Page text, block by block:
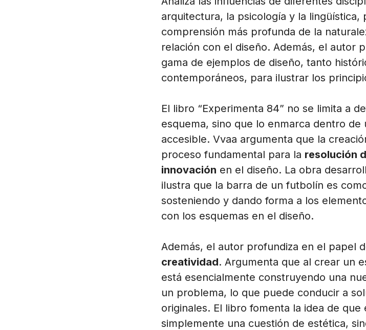
arquitectura, la psicología y la lingüística,
comprensión más profunda de la
relación con el diseño. Además, el autor
gama de ejemplos de diseño, tanto
contemporáneos, para ilustrar los
El libro “Experimenta 84” no se limita a
esquema, sino que lo enmarca dentro
accesible. Vvaa argumenta que la
proceso fundamental para la resolución
innovación en el diseño. La obra
ilustra que la barra de un futbolín es
sosteniendo y dando forma a los
con los esquemas en el diseño.
Además, el autor profundiza en el papel
creatividad. Argumenta que al crear un
está esencialmente construyendo una
un problema, lo que puede conducir a
originales. El libro fomenta la idea de que
simplemente una cuestión de estética,